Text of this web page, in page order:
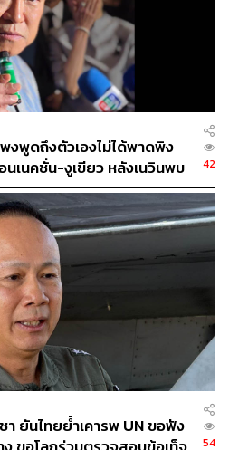
อนุทิน ชาญวีรกูล
าติ (สมช.)
กองทัพภาคที่ 1
บ้านหนองจาน
กระทรวงมหาดไทย
153
THE AUTHOR
TEAM
ณาธิการ THE STANDARD
งพูดถึงตัวเองไม่ได้พาดพิง
นเนคชั่น-งูเขียว หลังเนวินพบ
42
ยันไทยย้ำเคารพ UN ขอฟัง
54